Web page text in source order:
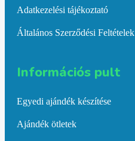
Adatkezelési tájékoztató
Általános Szerződési Feltételek
Információs pult​
Egyedi ajándék készítése
Ajándék ötletek